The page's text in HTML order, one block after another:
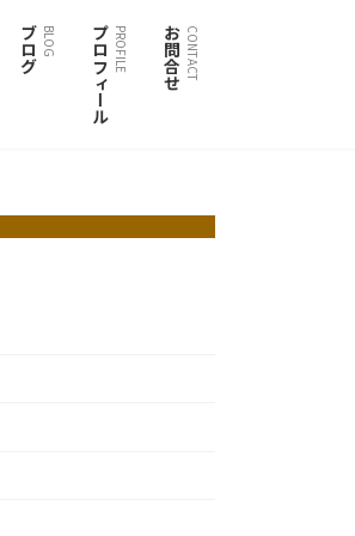
ブログ BLOG プロフィールPROFILE お問合せCONTACT